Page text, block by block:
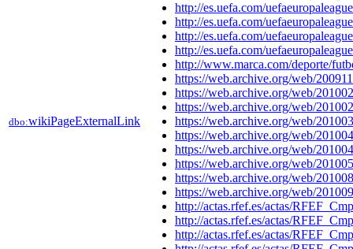
dbo:wikiPageExternalLink
http://es.uefa.com/
http://es.uefa.com/
http://es.uefa.com/
http://es.uefa.com/
http://www.marca.com/deporte/
https://web.archive.org/web/
https://web.archive.org/web/
https://web.archive.org/web/
https://web.archive.org/web/
https://web.archive.org/web/
https://web.archive.org/web/
https://web.archive.org/web/
https://web.archive.org/web/
https://web.archive.org/web/
http://actas.rfef.es/actas/
http://actas.rfef.es/actas/
http://actas.rfef.es/actas/